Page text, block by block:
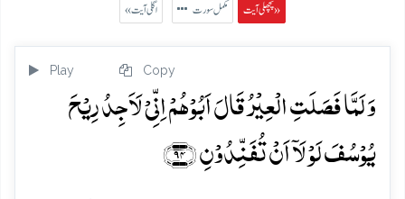
پچھلی آیت » مکمل سورت « اگلی آیت
Play Copy
وَ لَمَّا فَصَلَتِ الۡعِیۡرُ قَالَ اَبُوۡہُمۡ اِنِّیۡ لَاَجِدُ رِیۡحَ
یُوۡسُفَ لَوۡ لَاۤ اَنۡ تُفَنِّدُوۡنِ ﴿۹۴﴾